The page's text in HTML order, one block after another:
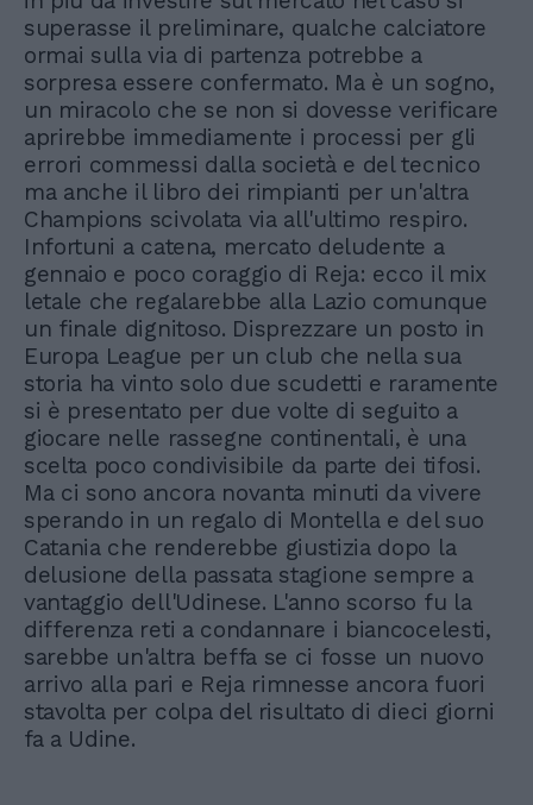
superasse il preliminare, qualche calciatore
ormai sulla via di partenza potrebbe a
sorpresa essere confermato. Ma è un sogno,
un miracolo che se non si dovesse verificare
aprirebbe immediamente i processi per gli
errori commessi dalla società e del tecnico
ma anche il libro dei rimpianti per un'altra
Champions scivolata via all'ultimo respiro.
Infortuni a catena, mercato deludente a
gennaio e poco coraggio di Reja: ecco il mix
letale che regalarebbe alla Lazio comunque
un finale dignitoso. Disprezzare un posto in
Europa League per un club che nella sua
storia ha vinto solo due scudetti e raramente
si è presentato per due volte di seguito a
giocare nelle rassegne continentali, è una
scelta poco condivisibile da parte dei tifosi.
Ma ci sono ancora novanta minuti da vivere
sperando in un regalo di Montella e del suo
Catania che renderebbe giustizia dopo la
delusione della passata stagione sempre a
vantaggio dell'Udinese. L'anno scorso fu la
differenza reti a condannare i biancocelesti,
sarebbe un'altra beffa se ci fosse un nuovo
arrivo alla pari e Reja rimnesse ancora fuori
stavolta per colpa del risultato di dieci giorni
fa a Udine.